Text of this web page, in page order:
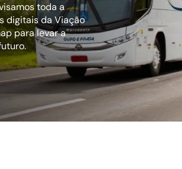
toda a
digitais da Viação
para levar a